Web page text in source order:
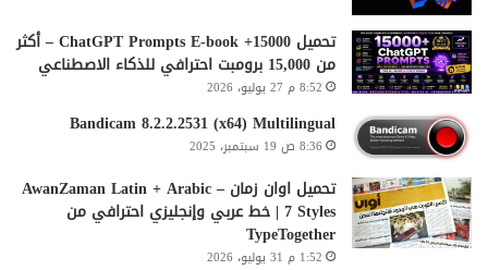
تحميل 15000+ ChatGPT Prompts E-book – أكثر
من 15,000 برومبت احترافي للذكاء الاصطناعي
8:52 م 27 يوليو، 2026
Bandicam 8.2.2.2531 (x64) Multilingual
8:36 ص 19 سبتمبر، 2025
تحميل اوان زمان AwanZaman Latin + Arabic –
7 Styles | خط عربي وإنجليزي احترافي من
TypeTogether
1:52 م 31 يوليو، 2026